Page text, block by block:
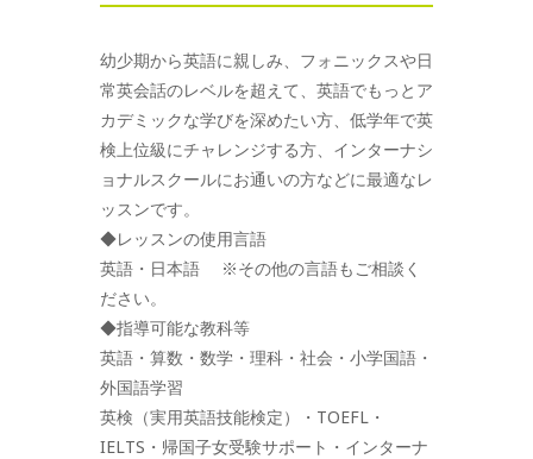
幼少期から英語に親しみ、フォニックスや日
常英会話のレベルを超えて、英語でもっとア
カデミックな学びを深めたい方、低学年で英
検上位級にチャレンジする方、インターナシ
ョナルスクールにお通いの方などに最適なレ
ッスンです。
◆レッスンの使用言語
英語・日本語 ※その他の言語もご相談く
ださい。
◆指導可能な教科等
英語・算数・数学・理科・社会・小学国語・
外国語学習
英検（実用英語技能検定）・TOEFL・
IELTS・帰国子女受験サポート・インターナ